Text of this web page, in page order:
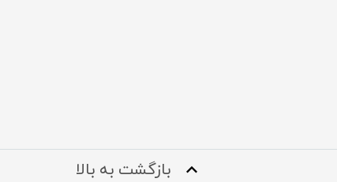
بازگشت به بالا